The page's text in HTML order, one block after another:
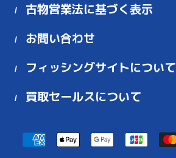
古物営業法に基づく表示
お問い合わせ
フィッシングサイトについて
買取セールスについて
お